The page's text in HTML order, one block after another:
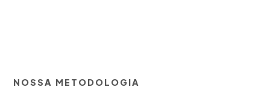
NOSSA METODOLOGIA